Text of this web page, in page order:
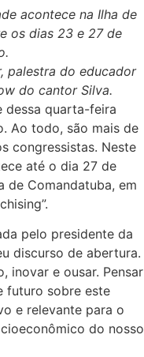
acontece na Ilha de
os dias 23 e 27 de
palestra do educador
do cantor Silva.
dessa quarta-feira
Ao todo, são mais de
congressistas. Neste
até o dia 27 de
de Comandatuba, em
pelo presidente da
discurso de abertura.
inovar e ousar. Pensar
futuro sobre este
e relevante para o
do nosso